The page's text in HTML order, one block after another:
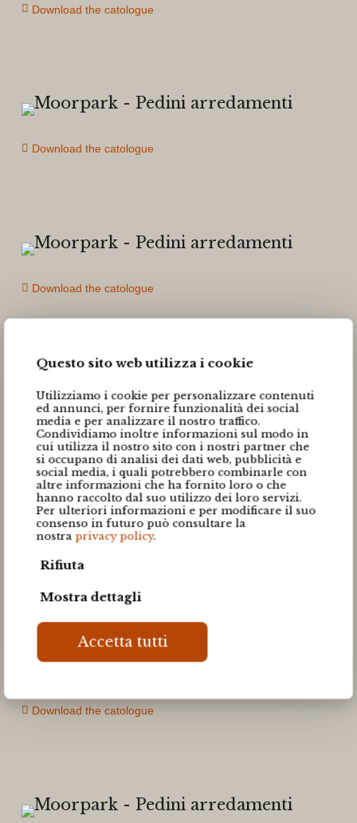
Questo sito web utilizza i cookie
Utilizziamo i cookie per personalizzare contenuti
ed annunci, per fornire funzionalità dei social
media e per analizzare il nostro traffico.
Condividiamo inoltre informazioni sul modo in
cui utilizza il nostro sito con i nostri partner che
si occupano di analisi dei dati web, pubblicità e
social media, i quali potrebbero combinarle con
altre informazioni che ha fornito loro o che
hanno raccolto dal suo utilizzo dei loro servizi.
Per ulteriori informazioni e per modificare il suo
consenso in futuro può consultare la
nostra privacy policy.
Rifiuta
Mostra dettagli
Accetta tutti
Download the catologue
Download the catologue
Download the catologue
Download the catologue
Download the catologue
Download the catologue